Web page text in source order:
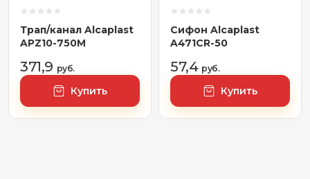
Трап/канал Alcaplast
APZ10-750M
371,9 руб.
Купить
Сифон Alcaplast
A471CR-50
57,4 руб.
Купить